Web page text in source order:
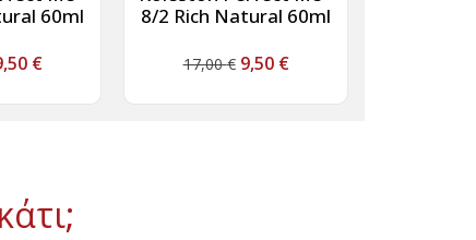
60ml
€
8/2 Rich Natural 60ml
17,00€ 9,50 €